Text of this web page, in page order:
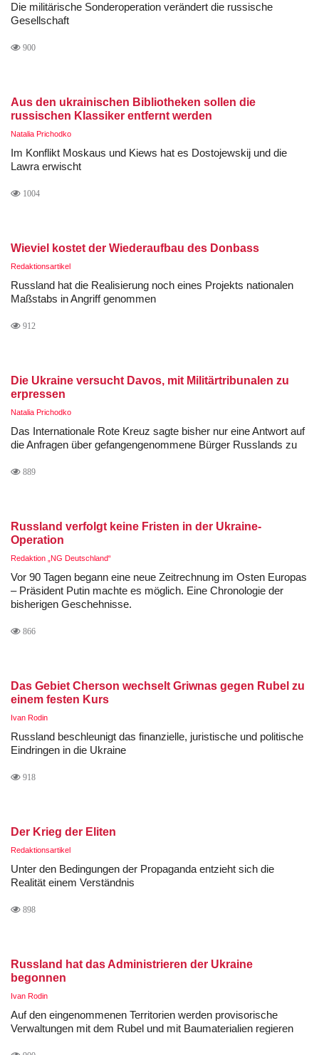
Die militärische Sonderoperation verändert die russische
Gesellschaft
900
Aus den ukrainischen Bibliotheken sollen die
russischen Klassiker entfernt werden
Natalia Prichodko
Im Konflikt Moskaus und Kiews hat es Dostojewskij und die
Lawra erwischt
1004
Wieviel kostet der Wiederaufbau des Donbass
Redaktionsartikel
Russland hat die Realisierung noch eines Projekts nationalen
Maßstabs in Angriff genommen
912
Die Ukraine versucht Davos, mit Militärtribunalen zu
erpressen
Natalia Prichodko
Das Internationale Rote Kreuz sagte bisher nur eine Antwort auf
die Anfragen über gefangengenommene Bürger Russlands zu
889
Russland verfolgt keine Fristen in der Ukraine-
Operation
Redaktion „NG Deutschland“
Vor 90 Tagen begann eine neue Zeitrechnung im Osten Europas
– Präsident Putin machte es möglich. Eine Chronologie der
bisherigen Geschehnisse.
866
Das Gebiet Cherson wechselt Griwnas gegen Rubel zu
einem festen Kurs
Ivan Rodin
Russland beschleunigt das finanzielle, juristische und politische
Eindringen in die Ukraine
918
Der Krieg der Eliten
Redaktionsartikel
Unter den Bedingungen der Propaganda entzieht sich die
Realität einem Verständnis
898
Russland hat das Administrieren der Ukraine
begonnen
Ivan Rodin
Auf den eingenommenen Territorien werden provisorische
Verwaltungen mit dem Rubel und mit Baumaterialien regieren